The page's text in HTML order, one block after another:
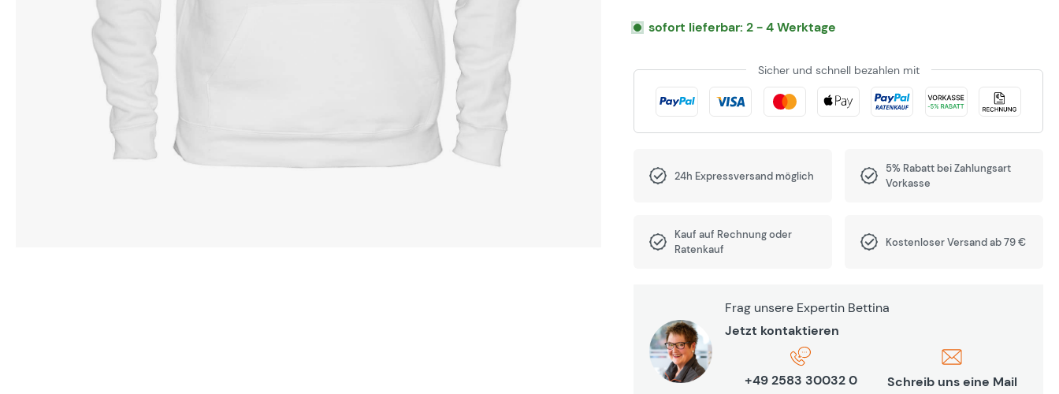
sofort lieferbar: 2 - 4 Werktage
Sicher und schnell bezahlen mit
24h Expressversand möglich
5% Rabatt bei Zahlungsart
Vorkasse
Kauf auf Rechnung oder
Ratenkauf
Kostenloser Versand ab 79 €
Frag unsere Expertin Bettina
Jetzt kontaktieren
+49 2583 30032 0 Schreib uns eine Mail